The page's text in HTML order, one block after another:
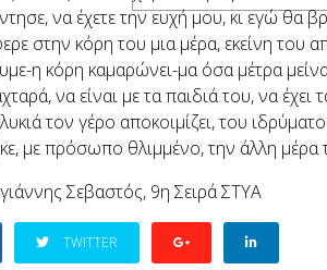
να έχετε την ευχή μου, κι εγώ θα
στην κόρη του μια μέρα, εκείνη του
η κόρη καμαρώνει-μα όσα μέτρα
να είναι με τα παιδιά του, να
τον γέρο αποκοιμίζει, του
με πρόσωπο θλιμμένο, την άλλη
Σεβαστός, 9η Σειρά ΣΤΥΑ
TWITTER